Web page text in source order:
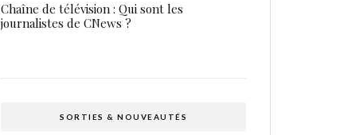
Chaîne de télévision : Qui sont les
journalistes de CNews ?
SORTIES & NOUVEAUTÉS